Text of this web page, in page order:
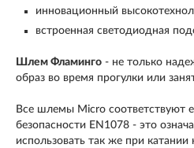
инновационный
встроенная светодиодная
Шлем Фламинго - не только
образ во время прогулки или
Все шлемы Micro соответствуют
безопасности EN1078 - это
использовать так же при